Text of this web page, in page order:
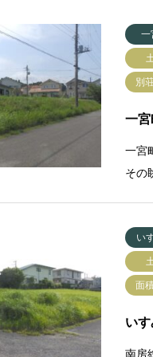
一
別
一
一宮
その
い
面
い
南房